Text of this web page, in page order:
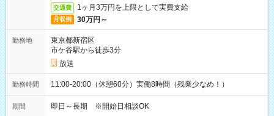
交通費 1ヶ月3万円を上限として実費支給
月収例 30万円～
勤務地
東京都新宿区
市ケ谷駅から徒歩3分
放送
勤務時間 11:00-20:00（休憩60分）実働8時間（残業少なめ！）
期間 即日～長期 ※開始日相談OK